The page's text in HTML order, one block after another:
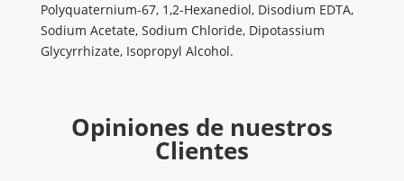
Polyquaternium-67, 1,2-Hexanediol, Disodium EDTA,
Sodium Acetate, Sodium Chloride, Dipotassium
Glycyrrhizate, Isopropyl Alcohol.
Opiniones de nuestros
Clientes